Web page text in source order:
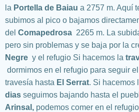
la Portella de Baiau a 2757 m. Aquí
subimos al pico o bajamos
del Comapedrosa 2265 m. La
pero sin problemas y se baja por la
Negre y el refugio Si hacemos la
dormimos en el refugio para seguir
travesía hasta El Serrat. Si hacemos
dias seguimos bajando hasta el
Arinsal, podemos comer en el